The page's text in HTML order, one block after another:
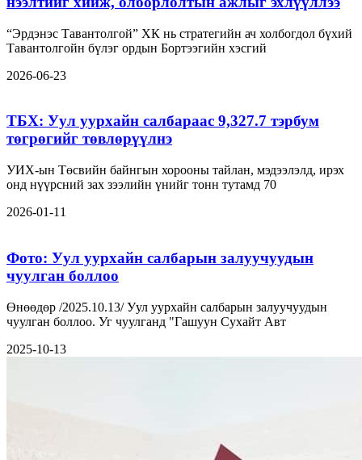
“Эрдэнэс Тавантолгой” ХК нь стратегийн ач холбогдол бүхий
Тавантолгойн бүлэг ордын Бортээгийн хэсгий
2026-06-23
ТБХ: Уул уурхайн салбараас 9,327.7 тэрбум
төгрөгийг төвлөрүүлнэ
УИХ-ын Төсвийн байнгын хорооны тайлан, мэдээлэлд, ирэх
онд нүүрсний зах зээлийн үнийг тонн тутамд 70
2026-01-11
Фото: Уул уурхайн салбарын залуучуудын
чуулган боллоо
Өнөөдөр /2025.10.13/ Уул уурхайн салбарын залуучуудын
чуулган боллоо. Уг чуулганд "Гашуун Сухайт Авт
2025-10-13